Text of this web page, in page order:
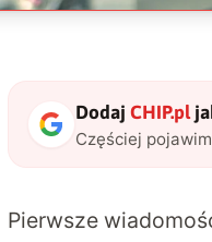
Dodaj CHIP.pl
Częściej
Pierwsze